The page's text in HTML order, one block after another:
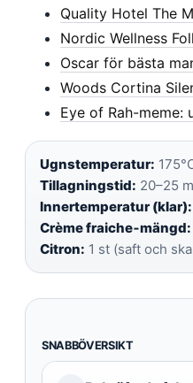
Quality Hotel The
Nordic Wellness
Oscar för bästa
Woods Cortina
Eye of Rah-meme:
Ugnstemperatur:
Tillagningstid: 20–25
Innertemperatur (klar):
Crème fraiche‑mängd:
Citron: 1 st (saft och
SNABBÖVERSIKT